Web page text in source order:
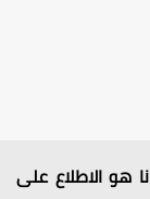
الاطلاع على